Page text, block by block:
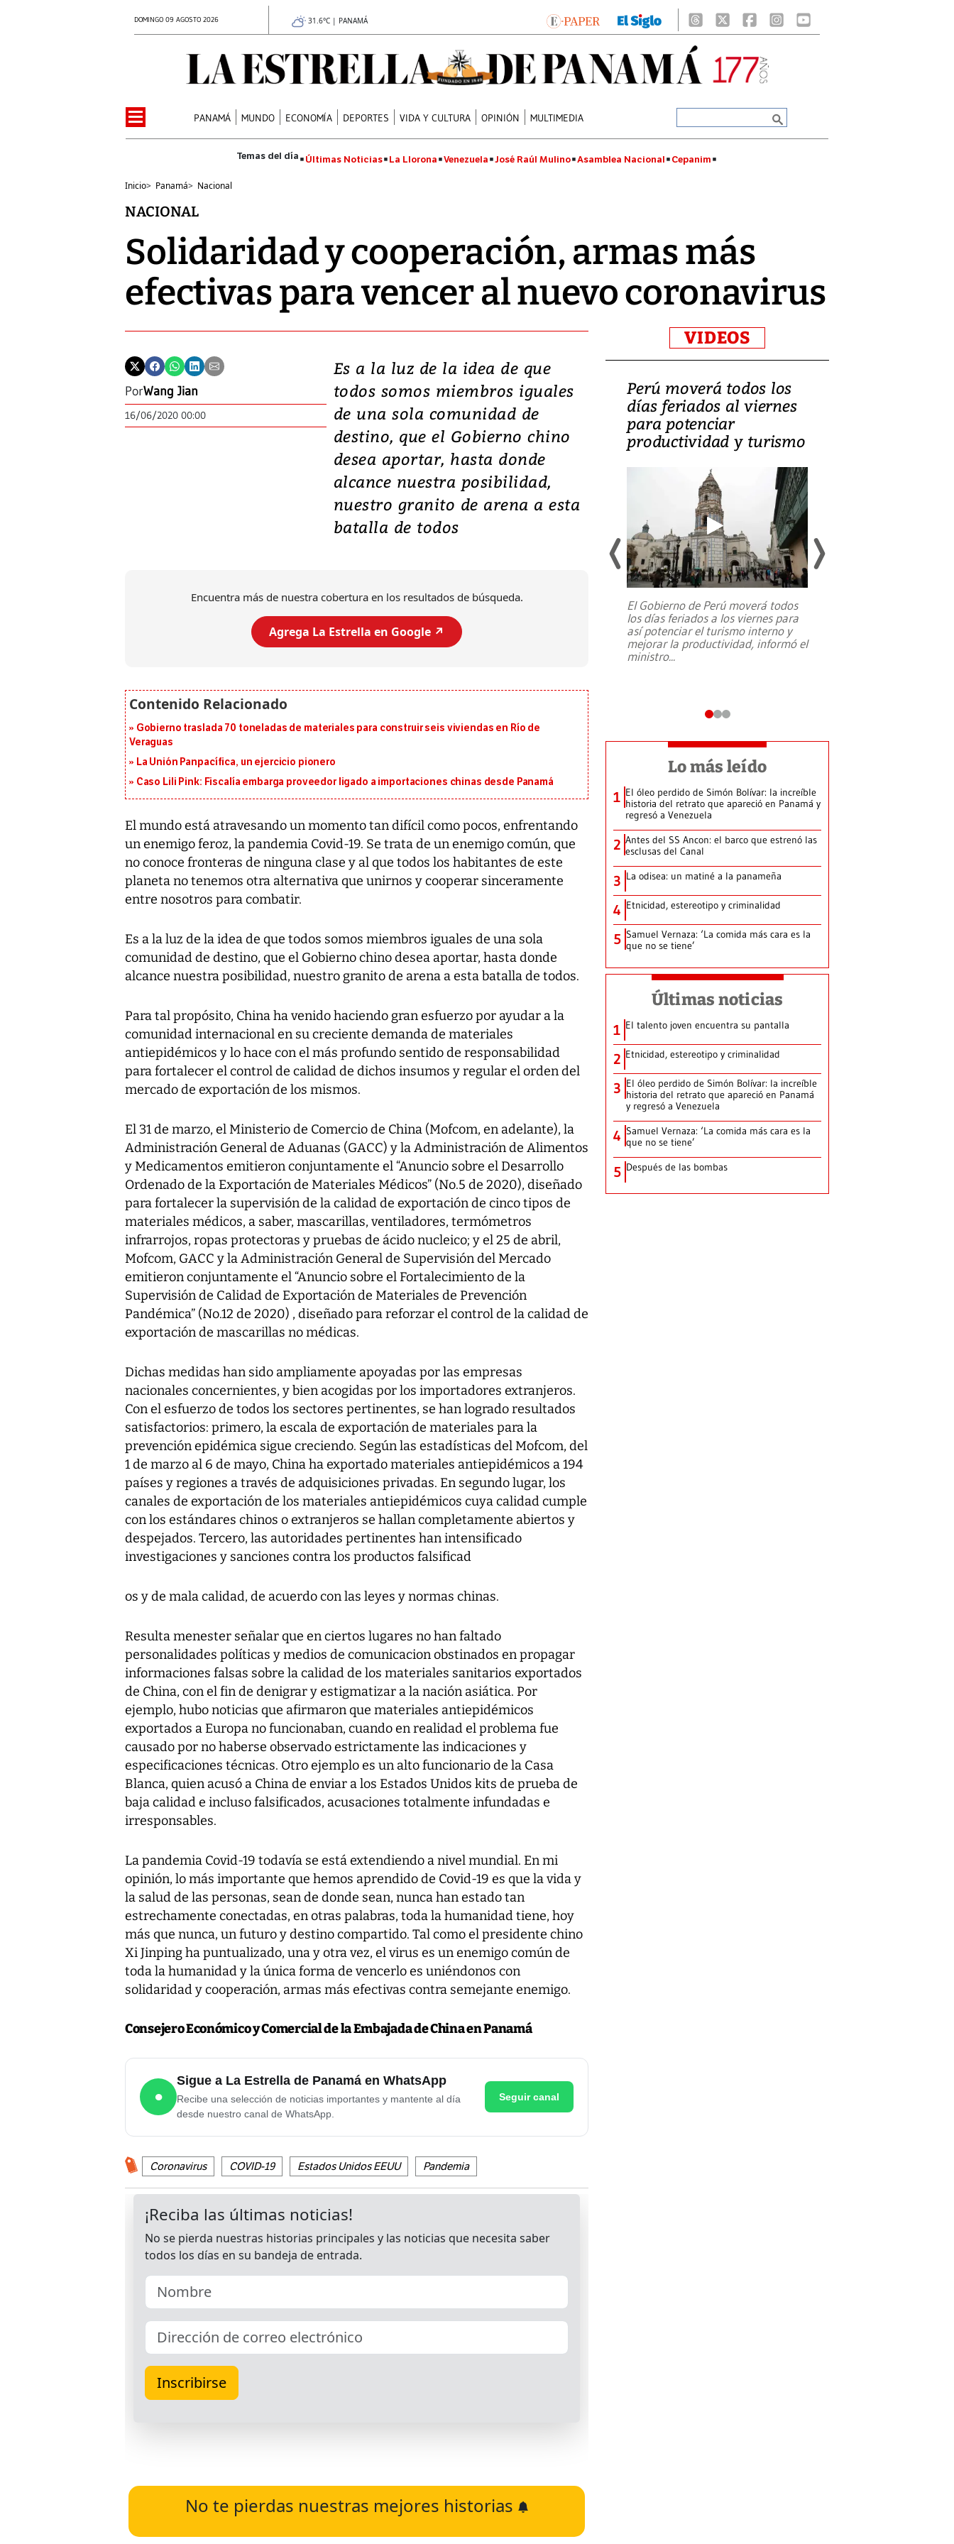
DOMINGO 09 AGOSTO 2026 31.6°C | PANAMÁ
PANAMÁ MUNDO ECONOMÍA DEPORTES VIDA Y CULTURA OPINIÓN MULTIMEDIA
Últimas Noticias La Llorona Venezuela José Raúl Mulino Asamblea Nacional Cepanim
Inicio> Panamá> Nacional
NACIONAL
Solidaridad y cooperación, armas más
efectivas para vencer al nuevo coronavirus
PorWang Jian
16/06/2020 00:00
Es a la luz de la idea de que
todos somos miembros iguales
de una sola comunidad de
destino, que el Gobierno chino
desea aportar, hasta donde
alcance nuestra posibilidad,
nuestro granito de arena a esta
batalla de todos
Encuentra más de nuestra cobertura en los resultados de búsqueda.
Agrega La Estrella en Google ↗️
Gobierno traslada 70 toneladas de materiales para construir seis viviendas en Río de
Veraguas
La Unión Panpacífica, un ejercicio pionero
Caso Lili Pink: Fiscalía embarga proveedor ligado a importaciones chinas desde Panamá
El mundo está atravesando un momento tan difícil como pocos, enfrentando
un enemigo feroz, la pandemia Covid-19. Se trata de un enemigo común, que
no conoce fronteras de ninguna clase y al que todos los habitantes de este
planeta no tenemos otra alternativa que unirnos y cooperar sinceramente
entre nosotros para combatir.
Es a la luz de la idea de que todos somos miembros iguales de una sola
comunidad de destino, que el Gobierno chino desea aportar, hasta donde
alcance nuestra posibilidad, nuestro granito de arena a esta batalla de todos.
Para tal propósito, China ha venido haciendo gran esfuerzo por ayudar a la
comunidad internacional en su creciente demanda de materiales
antiepidémicos y lo hace con el más profundo sentido de responsabilidad
para fortalecer el control de calidad de dichos insumos y regular el orden del
mercado de exportación de los mismos.
El 31 de marzo, el Ministerio de Comercio de China (Mofcom, en adelante), la
Administración General de Aduanas (GACC) y la Administración de Alimentos
y Medicamentos emitieron conjuntamente el “Anuncio sobre el Desarrollo
Ordenado de la Exportación de Materiales Médicos” (No.5 de 2020), diseñado
para fortalecer la supervisión de la calidad de exportación de cinco tipos de
materiales médicos, a saber, mascarillas, ventiladores, termómetros
infrarrojos, ropas protectoras y pruebas de ácido nucleico; y el 25 de abril,
Mofcom, GACC y la Administración General de Supervisión del Mercado
emitieron conjuntamente el “Anuncio sobre el Fortalecimiento de la
Supervisión de Calidad de Exportación de Materiales de Prevención
Pandémica” (No.12 de 2020) , diseñado para reforzar el control de la calidad de
exportación de mascarillas no médicas.
Dichas medidas han sido ampliamente apoyadas por las empresas
nacionales concernientes, y bien acogidas por los importadores extranjeros.
Con el esfuerzo de todos los sectores pertinentes, se han logrado resultados
satisfactorios: primero, la escala de exportación de materiales para la
prevención epidémica sigue creciendo. Según las estadísticas del Mofcom, del
1 de marzo al 6 de mayo, China ha exportado materiales antiepidémicos a 194
países y regiones a través de adquisiciones privadas. En segundo lugar, los
canales de exportación de los materiales antiepidémicos cuya calidad cumple
con los estándares chinos o extranjeros se hallan completamente abiertos y
despejados. Tercero, las autoridades pertinentes han intensificado
investigaciones y sanciones contra los productos falsificad
os y de mala calidad, de acuerdo con las leyes y normas chinas.
Resulta menester señalar que en ciertos lugares no han faltado
personalidades políticas y medios de comunicacion obstinados en propagar
informaciones falsas sobre la calidad de los materiales sanitarios exportados
de China, con el fin de denigrar y estigmatizar a la nación asiática. Por
ejemplo, hubo noticias que afirmaron que materiales antiepidémicos
exportados a Europa no funcionaban, cuando en realidad el problema fue
causado por no haberse observado estrictamente las indicaciones y
especificaciones técnicas. Otro ejemplo es un alto funcionario de la Casa
Blanca, quien acusó a China de enviar a los Estados Unidos kits de prueba de
baja calidad e incluso falsificados, acusaciones totalmente infundadas e
irresponsables.
La pandemia Covid-19 todavía se está extendiendo a nivel mundial. En mi
opinión, lo más importante que hemos aprendido de Covid-19 es que la vida y
la salud de las personas, sean de donde sean, nunca han estado tan
estrechamente conectadas, en otras palabras, toda la humanidad tiene, hoy
más que nunca, un futuro y destino compartido. Tal como el presidente chino
Xi Jinping ha puntualizado, una y otra vez, el virus es un enemigo común de
toda la humanidad y la única forma de vencerlo es uniéndonos con
solidaridad y cooperación, armas más efectivas contra semejante enemigo.
Consejero Económico y Comercial de la Embajada de China en Panamá
●
Sigue a La Estrella de Panamá en WhatsApp
Recibe una selección de noticias importantes y mantente al día
desde nuestro canal de WhatsApp.
Seguir canal
Coronavirus COVID-19 Estados Unidos EEUU Pandemia
No te pierdas nuestras mejores historias
VIDEOS
Video: Lula lanza su
candidatura con
promesas de inversión
en defensa, educación y
tierras raras
Entre recuerdos y escuetas
referencias hacia sus adversarios, el
presidente de Brasil, Luiz Inácio Lula
Perú moverá todos los
días feriados al viernes
para potenciar
productividad y turismo
El Gobierno de Perú moverá todos
los días feriados a los viernes para
así potenciar el turismo interno y
mejorar la productividad, informó el
ministro...
Lo más leído
1 El óleo perdido de Simón Bolívar: la increíble
historia del retrato que apareció en Panamá y
regresó a Venezuela
2 Antes del SS Ancon: el barco que estrenó las
esclusas del Canal
3 La odisea: un matiné a la panameña
4 Etnicidad, estereotipo y criminalidad
5 Samuel Vernaza: ‘La comida más cara es la
que no se tiene’
Últimas noticias
1 El talento joven encuentra su pantalla​
2 Etnicidad, estereotipo y criminalidad
3 El óleo perdido de Simón Bolívar: la increíble
historia del retrato que apareció en Panamá
y regresó a Venezuela
4 Samuel Vernaza: ‘La comida más cara es la
que no se tiene’
5 Después de las bombas